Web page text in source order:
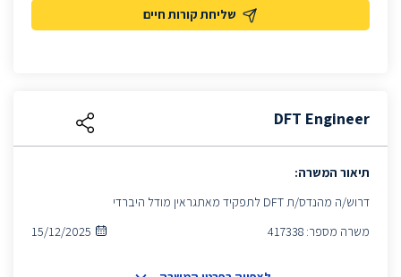
שליחת קורות חיים
DFT Engineer
תיאור המשרה:
דרוש/ה מהנדס/ת DFT לתפקיד מאתגראין מודל היברדי
משרה מספר: 417338
15/12/2025